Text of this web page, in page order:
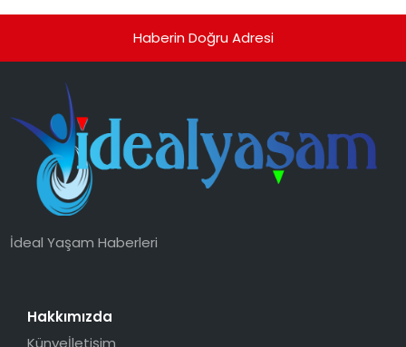
Haberin Doğru Adresi
İdeal Yaşam Haberleri
Hakkımızda